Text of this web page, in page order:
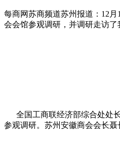
每商网苏商频道苏州报道：12
会会馆参观调研，并调研走访
全国工商联经济部综合处处长
参观调研。苏州安徽商会会长